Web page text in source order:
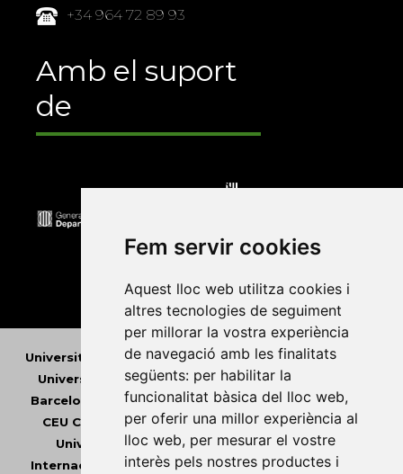
Fem servir cookies
Aquest lloc web utilitza cookies i
altres tecnologies de seguiment
per millorar la vostra experiència
de navegació amb les finalitats
següents: per habilitar la
funcionalitat bàsica del lloc web,
per oferir una millor experiència al
lloc web, per mesurar el vostre
interès pels nostres productes i
+34 964 72 89 93
Amb el suport
de
Universitat Abat Oliba CEU•Universitat d'Alacant
Universitat d'Andorra•Universitat Autònoma de
Barcelona
Universitat de Barcelona•Universitat
CEU Cardenal Herrera•Universitat de Girona •
Universitat de les Illes Balears• Universitat
Internacional de Catalunya•Universitat Jaume I